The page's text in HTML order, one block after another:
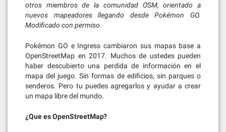
otros miembros de la comunidad OSM, orientado a
nuevos mapeadores llegando desde Pokémon GO.
Modificado con permiso.
Pokémon GO e Ingress cambiaron sus mapas base a
OpenStreetMap en 2017. Muchos de ustedes pueden
haber descubierto una perdida de información en el
mapa del juego. Sin formas de edificios, sin parques o
senderos. Pero tu puedes agregarlos y ayudar a crear
un mapa libre del mundo.
¿Que es OpenStreetMap?